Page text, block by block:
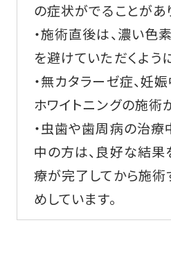
の症状がでることがあ
・施術直後は、濃い色
を避けていただくよう
・無カタラーゼ症、妊
ホワイトニングの施術
・虫歯や歯周病の治療
中の方は、良好な結
療が完了してから施術
めしています。